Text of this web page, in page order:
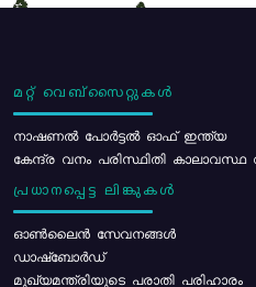
മറ്റ് വെബ്സൈറ്റുകൾ
നാഷണൽ പോർട്ടൽ ഓഫ് ഇന്ത്യ
കേന്ദ്ര വനം പരിസ്ഥിതി
പ്രധാനപ്പെട്ട ലിങ്കുകൾ
ഓൺലൈൻ സേവനങ്ങൾ
ഡാഷ്ബോർഡ്
മുഖ്യമന്ത്രിയുടെ പരാതി പരിഹാരം